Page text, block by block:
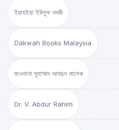
ইয়াহইয়া ইউসুফ নদভী
Dakwah Books Malaysia
মাওলানা মুহাম্মাদ আবদুল মালেক
Dr. V. Abdur Rahim